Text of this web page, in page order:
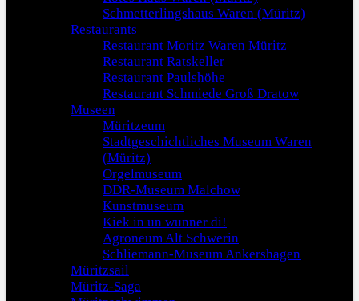
Schmetterlingshaus Waren (Müritz)
Restaurants
Restaurant Moritz Waren Müritz
Restaurant Ratskeller
Restaurant Paulshöhe
Restaurant Schmiede Groß Dratow
Museen
Müritzeum
Stadtgeschichtliches Museum Waren
(Müritz)
Orgelmuseum
DDR-Museum Malchow
Kunstmuseum
Kiek in un wunner di!
Agroneum Alt Schwerin
Schliemann-Museum Ankershagen
Müritzsail
Müritz-Saga